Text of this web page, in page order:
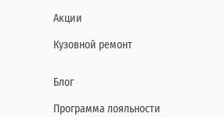
Акции
Кузовной ремонт
Блог
Программа лояльности